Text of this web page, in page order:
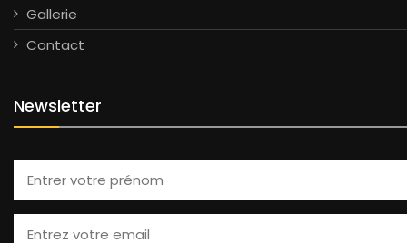
Gallerie
Contact
Newsletter